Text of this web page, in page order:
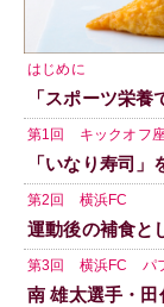
はじめに
「スポーツ栄
第1回 キックオフ
「いなり寿司
第2回 横浜FC
運動後の補食と
第3回 横浜FC パフ
南 雄太選手・